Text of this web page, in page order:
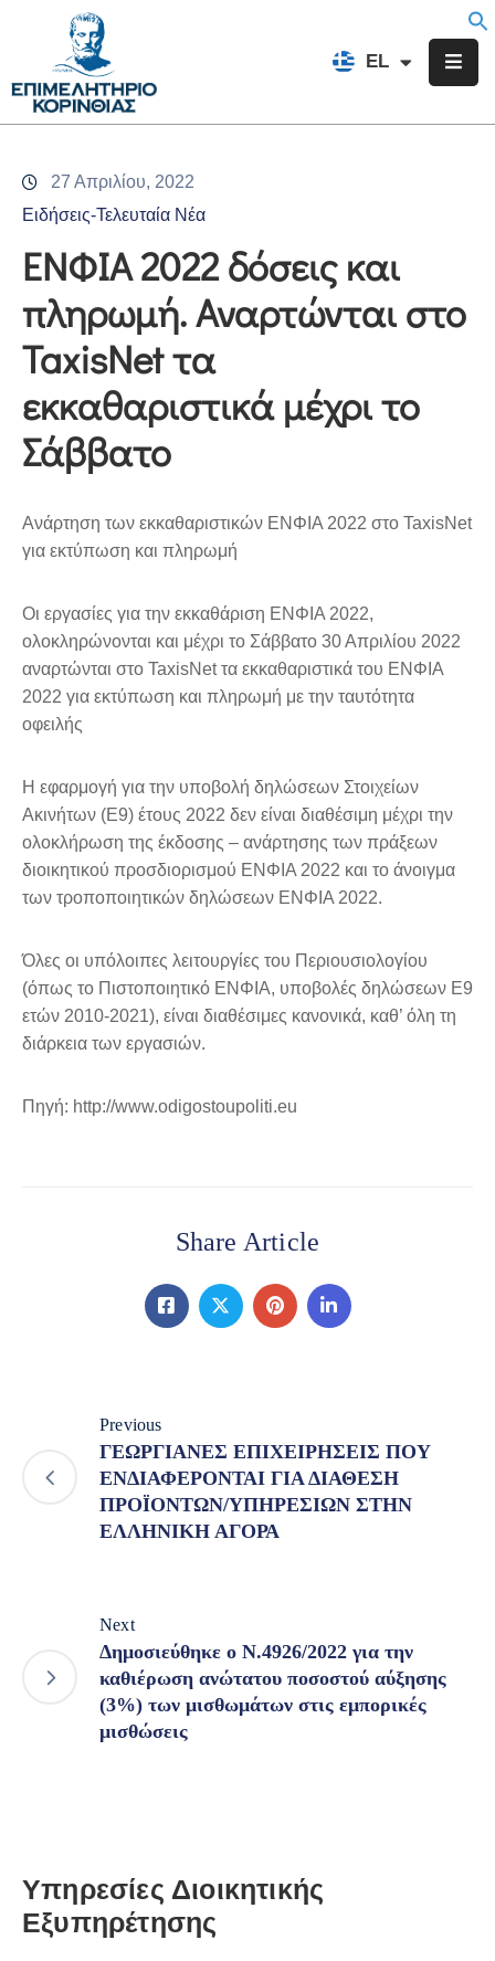
EL
FR
Επιμελητήριο
Υπηρεσίες
Προγράμματα
Δράσεις
Εκδηλώσεις
Επικοινωνία
27 Απριλίου, 2022
Ειδήσεις-Τελευταία Νέα
ΕΝΦΙΑ 2022 δόσεις και
πληρωμή. Αναρτώνται στο
TaxisNet τα
εκκαθαριστικά μέχρι το
Σάββατο
Ανάρτηση των εκκαθαριστικών ΕΝΦΙΑ 2022 στο TaxisNet
για εκτύπωση και πληρωμή
Οι εργασίες για την εκκαθάριση ΕΝΦΙΑ 2022,
ολοκληρώνονται και μέχρι το Σάββατο 30 Απριλίου 2022
αναρτώνται στο TaxisNet τα εκκαθαριστικά του ΕΝΦΙΑ
2022 για εκτύπωση και πληρωμή με την ταυτότητα
οφειλής
Η εφαρμογή για την υποβολή δηλώσεων Στοιχείων
Ακινήτων (Ε9) έτους 2022 δεν είναι διαθέσιμη μέχρι την
ολοκλήρωση της έκδοσης – ανάρτησης των πράξεων
διοικητικού προσδιορισμού ΕΝΦΙΑ 2022 και το άνοιγμα
των τροποποιητικών δηλώσεων ΕΝΦΙΑ 2022.
Όλες οι υπόλοιπες λειτουργίες του Περιουσιολογίου
(όπως το Πιστοποιητικό ΕΝΦΙΑ, υποβολές δηλώσεων Ε9
ετών 2010-2021), είναι διαθέσιμες κανονικά, καθ’ όλη τη
διάρκεια των εργασιών.
Πηγή: http://www.odigostoupoliti.eu
Share Article
Previous
ΓΕΩΡΓΙΑΝΕΣ ΕΠΙΧΕΙΡΗΣΕΙΣ ΠΟΥ
ΕΝΔΙΑΦΕΡΟΝΤΑΙ ΓΙΑ ΔΙΑΘΕΣΗ
ΠΡΟΪΟΝΤΩΝ/ΥΠΗΡΕΣΙΩΝ ΣΤΗΝ
ΕΛΛΗΝΙΚΗ ΑΓΟΡΑ
Next
Δημοσιεύθηκε ο Ν.4926/2022 για την
καθιέρωση ανώτατου ποσοστού αύξησης
(3%) των μισθωμάτων στις εμπορικές
μισθώσεις
Υπηρεσίες Διοικητικής
Εξυπηρέτησης